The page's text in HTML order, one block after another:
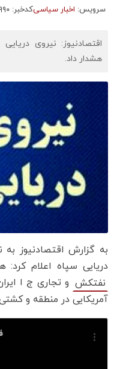
سرویس: اخبار سیاسیکدخبر: ۷۸۴۹۹۰
اقتصادنیوز: نیروی
هشدار داد.
به گزارش اقتصادنیوز به
دریایی سپاه اعلام
نفتکش و تجاری ج ا
آمریکایی در منطقه و